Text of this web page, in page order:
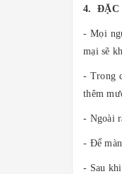
4. ĐẶC
- Mọi
mại sẽ
- Trong
thêm
- Ngoài
- Để
- Sau